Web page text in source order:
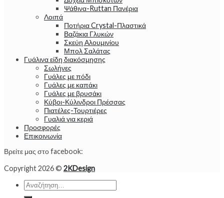
Ψάθινα-Ruttan Πανέρια
Λοιπά
Ποτήρια Crystal-Πλαστικά
Βαζάκια Γλυκών
Σκεύη Αλουμινίου
Μπολ Σαλάτας
Γυάλινα είδη διακόσμησης
Σωλήνες
Γυάλες με πόδι
Γυάλες με καπάκι
Γυάλες με βρυσάκι
Κύβοι-Κύλινδροι Πρέσσας
Πιατέλες-Τουρτιέρες
Γυαλιά για κεριά
Προσφορές
Επικοινωνία
Βρείτε μας στο facebook:
Copyright 2026 © 2KDesign
Αναζήτηση
για: